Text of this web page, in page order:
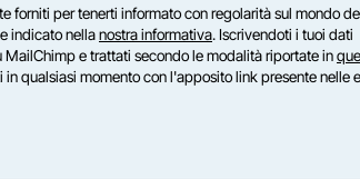
forniti per tenerti informato con regolarità sul mondo
indicato nellanostra informativa. Iscrivendoti i tuoi dati
MailChimp e trattati secondo le modalità riportate in
in qualsiasi momento con l'apposito link presente nelle